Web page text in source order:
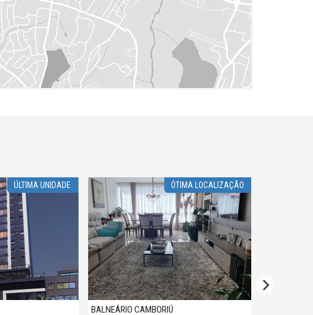
ÚLTIMA UNIDADE ÓTIMA LOCALIZAÇÃO
BALNEÁRIO CAMBORIÚ